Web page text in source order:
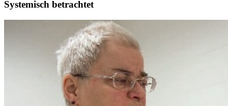
Systemisch betrachtet